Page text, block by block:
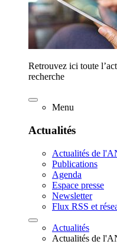
Retrouvez ici toute
recherche
Menu
Actualités
Actualités de
Publications
Agenda
Espace presse
Newsletter
Flux RSS et
Actualités
Actualités de